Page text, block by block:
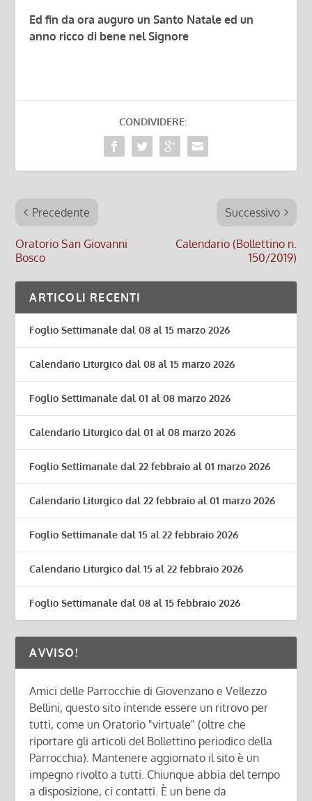
Ed fin da ora auguro un Santo Natale ed un
anno ricco di bene nel Signore
CONDIVIDERE:
Precedente
Oratorio San Giovanni
Bosco
Successivo
Calendario (Bollettino n.
150/2019)
ARTICOLI RECENTI
Foglio Settimanale dal 08 al 15 marzo 2026
Calendario Liturgico dal 08 al 15 marzo 2026
Foglio Settimanale dal 01 al 08 marzo 2026
Calendario Liturgico dal 01 al 08 marzo 2026
Foglio Settimanale dal 22 febbraio al 01 marzo 2026
Calendario Liturgico dal 22 febbraio al 01 marzo 2026
Foglio Settimanale dal 15 al 22 febbraio 2026
Calendario Liturgico dal 15 al 22 febbraio 2026
Foglio Settimanale dal 08 al 15 febbraio 2026
AVVISO!
Amici delle Parrocchie di Giovenzano e Vellezzo
Bellini, questo sito intende essere un ritrovo per
tutti, come un Oratorio "virtuale" (oltre che
riportare gli articoli del Bollettino periodico della
Parrocchia). Mantenere aggiornato il sito è un
impegno rivolto a tutti. Chiunque abbia del tempo
a disposizione, ci contatti. È un bene da